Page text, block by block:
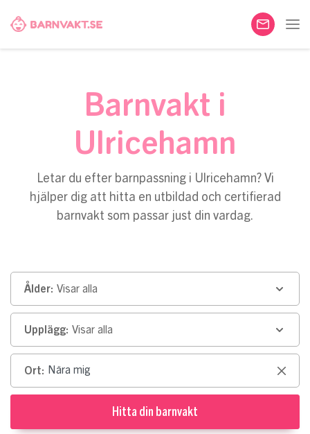
Barnvakt i
Ulricehamn
Letar du efter barnpassning i Ulricehamn? Vi
hjälper dig att hitta en utbildad och certifierad
barnvakt som passar just din vardag.
Ålder: Visar alla
Upplägg: Visar alla
Ort: Clear
Hitta din barnvakt